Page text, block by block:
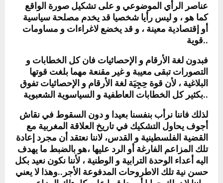
عناصر الرأي الموضوعي و على تشكيل صورة الواقع
كما هو ، و ليس رأيا شخصيا قد يخدم مصلحة سياسية
أو إقتصادية معينة ، و قد يخضع لاغراءات و مساومات
قوية..
فبدون لغة الأرقام و الإحصائيات فان كل الخطابات و
التصورات تبقى معيبة و غير مقنعة مهما بلغت قوتها
البلاغية ، لأن قوة حِجِيَة لغة الأرقام و الإحصائيات تفوق
بكثير كل الخطابات العاطفية و السياسوية الشعبوية..
لذلك فاننا نرأب بنفسنا بعيدا و دون السقوط في نقاش
أجوف يحاول التشكيك في تاريخ العلاقة المغربية مع
القضية الفلسطينية و القدس، لاننا نعتقد أن مجرد إعادة
تلك المزاعم الفارغة أو الرد عليها ،هو بالضبط ما يهدف
اليه أعداء الوحدة الترابية و الوطنية ، لأننا نكون نعيد بكل
حسن نية تلك الاطروحات المدفوعة الأجر..وهذا لا يعني